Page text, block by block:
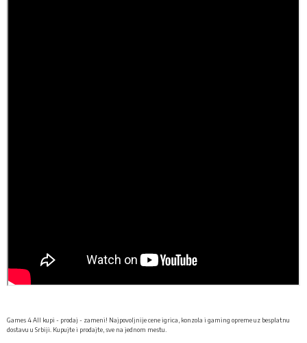
Games 4 All kupi - prodaj - zameni! Najpovoljnije cene igrica, konzola i gaming opreme uz besplatnu
dostavu u Srbiji. Kupujte i prodajte, sve na jednom mestu